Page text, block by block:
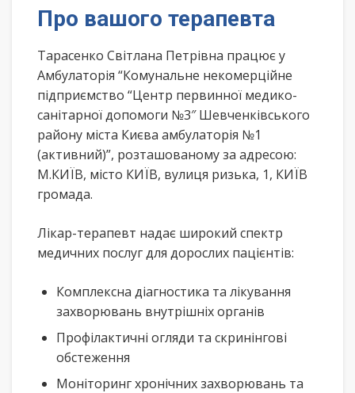
Про вашого терапевта
Тарасенко Світлана Петрівна працює у
Амбулаторія “Комунальне некомерційне
підприємство “Центр первинної медико-
санітарної допомоги №3″ Шевченківського
району міста Києва амбулаторія №1
(активний)”, розташованому за адресою:
М.КИЇВ, місто КИЇВ, вулиця ризька, 1, КИЇВ
громада.
Лікар-терапевт надає широкий спектр
медичних послуг для дорослих пацієнтів:
Комплексна діагностика та лікування
захворювань внутрішніх органів
Профілактичні огляди та скринінгові
обстеження
Моніторинг хронічних захворювань та